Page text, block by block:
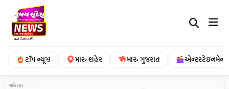
ટૉપ ન્યૂઝ મારું શહેર મારું ગુજરાત એન્ટરટેઇનમેન્ટ
જાહેરાત